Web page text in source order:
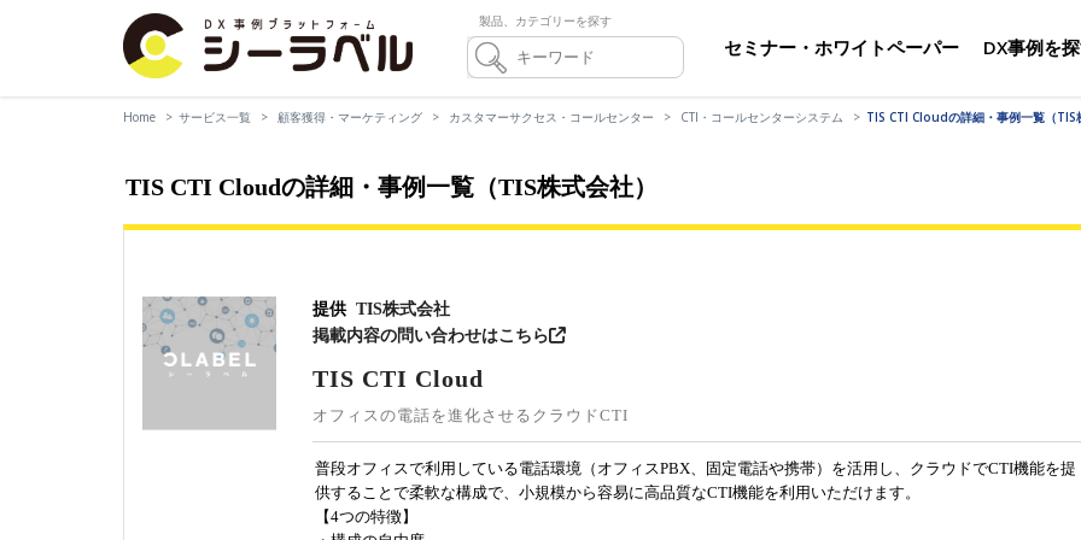
製品、カテゴリーを探す
セミナー・ホワイトペーパー DX事例を
Home サービス一覧 顧客獲得・マーケティング カスタマーサクセス・コールセンター CTI・コールセンターシステム TIS CTI Cloudの詳細・事例一覧（TIS
TIS CTI Cloudの詳細・事例一覧（TIS株式会社）
提供 TIS株式会社
掲載内容の問い合わせはこちら
TIS CTI Cloud
オフィスの電話を進化させるクラウドCTI
普段オフィスで利用している電話環境（オフィスPBX、固定電話や携帯）を活用し、クラウドでCTI機能を提
供することで柔軟な構成で、小規模から容易に高品質なCTI機能を利用いただけます。
【4つの特徴】